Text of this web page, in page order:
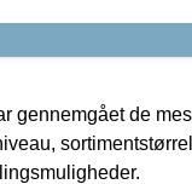
gennemgået de